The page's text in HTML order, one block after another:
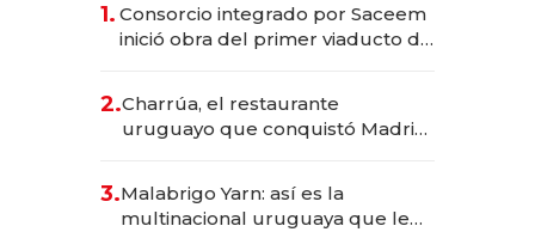
1. Consorcio integrado por Saceem
inició obra del primer viaducto de
millones
2.Charrúa, el restaurante
uruguayo que conquistó Madrid:
anticipación y prepara apertura
3.Malabrigo Yarn: así es la
multinacional uruguaya que le